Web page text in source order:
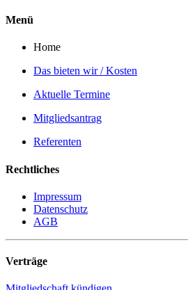
Menü
Home
Das bieten wir / Kosten
Aktuelle Termine
Mitgliedsantrag
Referenten
Rechtliches
Impressum
Datenschutz
AGB
Verträge